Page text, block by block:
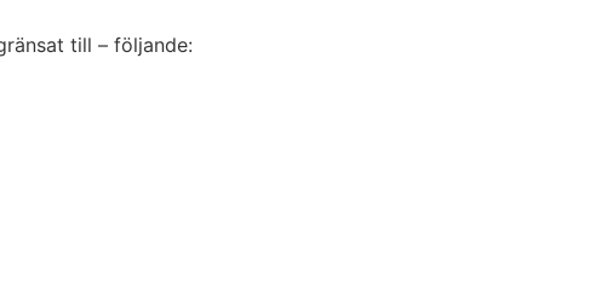
till – följande: